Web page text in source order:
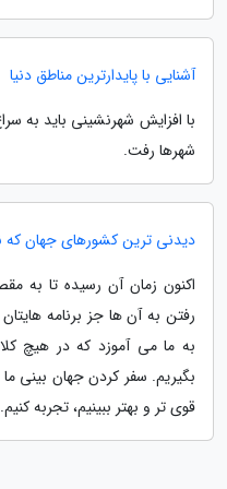
آشنایی با پایدارترین مناطق دنیا
با افزایش شهرنشینی باید به
شهرها رفت.
دیدنی ترین کشورهای جهان که
اکنون زمان آن رسیده تا به
رفتن به آن ها جز برنامه
به ما می آموزد که در هیچ
بگیریم. سفر کردن جهان بینی
قوی تر و بهتر ببینیم، تجربه